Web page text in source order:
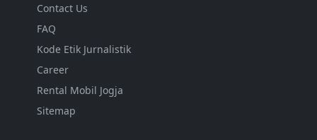
Contact Us
FAQ
Kode Etik Jurnalistik
Career
Rental Mobil Jogja
Sitemap